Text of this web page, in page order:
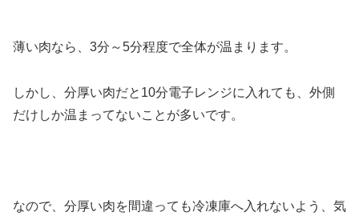
薄い肉なら、3分～5分程度で全体が温まります。
しかし、分厚い肉だと10分電子レンジに入れても、外側
だけしか温まってないことが多いです。
なので、分厚い肉を間違っても冷凍庫へ入れないよう、気